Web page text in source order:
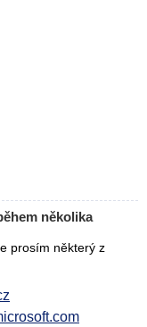
několika
prosím některý z